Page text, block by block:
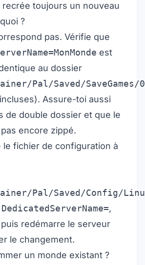
toujours un nouveau
?
pas. Vérifie que
est
au dossier
Pal/Saved/SaveGames/0/
Assure-toi aussi
de double dossier et que le
encore zippé.
le fichier de configuration à
Pal/Saved/Config/
DedicatedServerName=,
redémarre le serveur
le changement.
un monde existant ?